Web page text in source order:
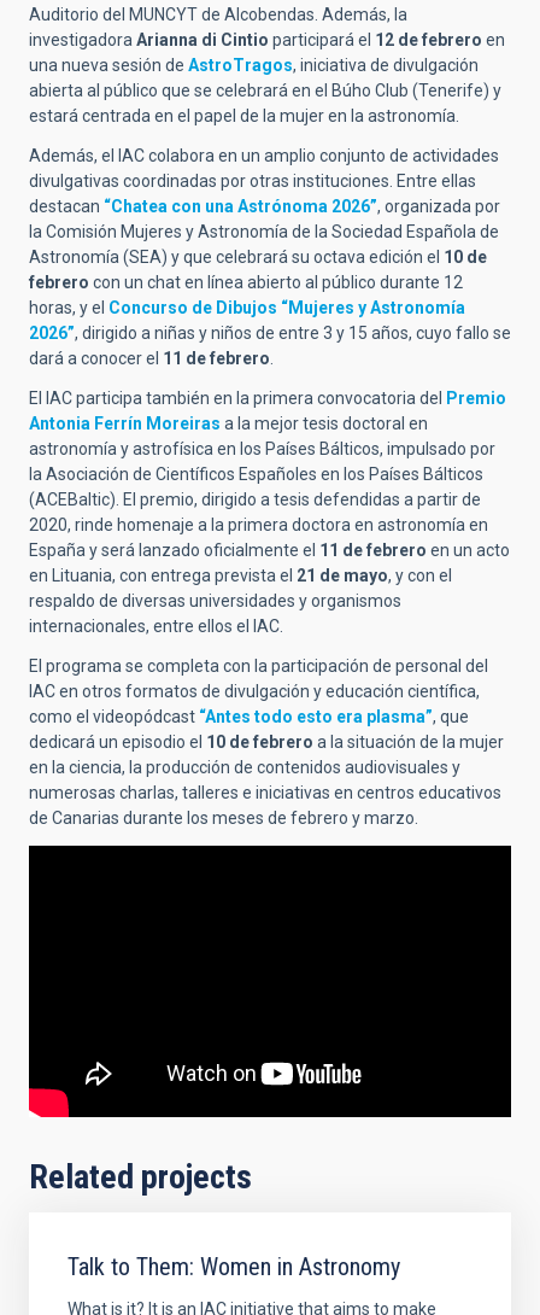
Auditorio del MUNCYT de Alcobendas. Además, la
investigadora Arianna di Cintio participará el 12 de febrero en
una nueva sesión de AstroTragos, iniciativa de divulgación
abierta al público que se celebrará en el Búho Club (Tenerife) y
estará centrada en el papel de la mujer en la astronomía.
Además, el IAC colabora en un amplio conjunto de actividades
divulgativas coordinadas por otras instituciones. Entre ellas
destacan “Chatea con una Astrónoma 2026”, organizada por
la Comisión Mujeres y Astronomía de la Sociedad Española de
Astronomía (SEA) y que celebrará su octava edición el 10 de
febrero con un chat en línea abierto al público durante 12
horas, y el Concurso de Dibujos “Mujeres y Astronomía
2026”, dirigido a niñas y niños de entre 3 y 15 años, cuyo fallo se
dará a conocer el 11 de febrero
El IAC participa también en la primera convocatoria del Premio
Antonia Ferrín Moreiras a la mejor tesis doctoral en
astronomía y astrofísica en los Países Bálticos, impulsado por
la Asociación de Científicos Españoles en los Países Bálticos
(ACEBaltic). El premio, dirigido a tesis defendidas a partir de
2020, rinde homenaje a la primera doctora en astronomía en
España y será lanzado oficialmente el 11 de febrero en un acto
en Lituania, con entrega prevista el 21 de mayo, y con el
respaldo de diversas universidades y organismos
internacionales, entre ellos el IAC.
El programa se completa con la participación de personal del
IAC en otros formatos de divulgación y educación científica,
como el videopódcast “Antes todo esto era plasma”, que
dedicará un episodio el 10 de febrero a la situación de la mujer
en la ciencia, la producción de contenidos audiovisuales y
numerosas charlas, talleres e iniciativas en centros educativos
de Canarias durante los meses de febrero y marzo.
Related projects
Talk to Them: Women in Astronomy
What is it? It is an IAC initiative that aims to make